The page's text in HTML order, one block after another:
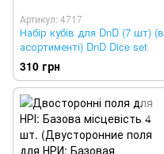
Артикул: 4717
Набір кубів для DnD (7 шт) (в
асортименті) DnD Dice set
310 грн